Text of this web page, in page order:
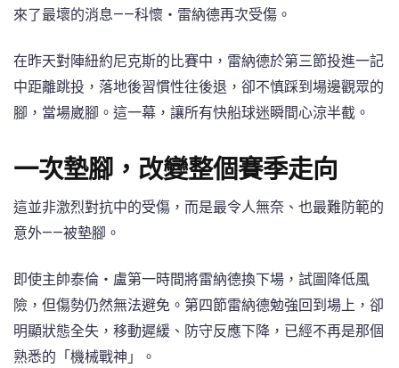
來了最壞的消息——科懷・雷納德再次受傷。
在昨天對陣紐約尼克斯的比賽中，雷納德於第三節投進一記
中距離跳投，落地後習慣性往後退，卻不慎踩到場邊觀眾的
腳，當場崴腳。這一幕，讓所有快船球迷瞬間心涼半截。
一次墊腳，改變整個賽季走向
這並非激烈對抗中的受傷，而是最令人無奈、也最難防範的
意外——被墊腳。
即使主帥泰倫・盧第一時間將雷納德換下場，試圖降低風
險，但傷勢仍然無法避免。第四節雷納德勉強回到場上，卻
明顯狀態全失，移動遲緩、防守反應下降，已經不再是那個
熟悉的「機械戰神」。